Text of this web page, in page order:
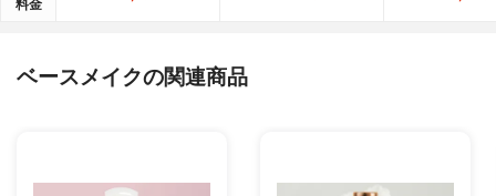
料金
ベースメイクの関連商品